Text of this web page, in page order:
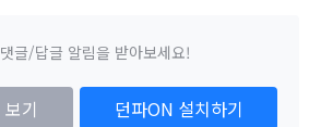
글/답글 알림을 받아보세요!
기 던파ON 설치하기